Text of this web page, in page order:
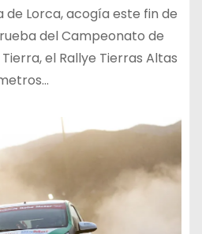
de Lorca, acogía este fin de
del Campeonato de
el Rallye Tierras Altas